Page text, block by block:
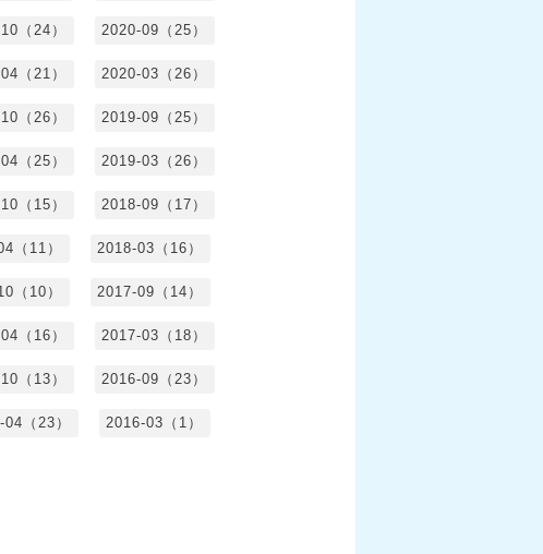
（24） 2020-09（25）
（21） 2020-03（26）
（26） 2019-09（25）
（25） 2019-03（26）
（15） 2018-09（17）
（11） 2018-03（16）
（10） 2017-09（14）
（16） 2017-03（18）
（13） 2016-09（23）
（23） 2016-03（1）